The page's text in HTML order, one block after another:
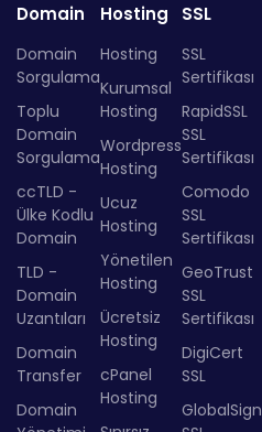
Domain
Domain
Sorgulama
Toplu
Domain
Sorgulama
ccTLD -
Ülke Kodlu
Domain
TLD -
Domain
Uzantıları
Domain
Transfer
Domain
Hosting
Hosting
Kurumsal
Hosting
Wordpress
Hosting
Ucuz
Hosting
Yönetilen
Hosting
Ücretsiz
Hosting
cPanel
Hosting
SSL
SSL
Sertifikası
RapidSSL
SSL
Sertifikası
Comodo
SSL
Sertifikası
GeoTrust
SSL
Sertifikası
DigiCert
SSL
GlobalSign